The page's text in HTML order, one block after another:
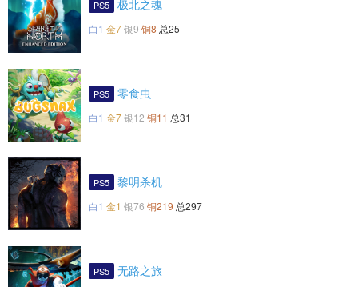
PS5 极北之魂
白1 金7银9 铜8 总25
PS5 零食虫
白1 金7银12 铜11 总31
PS5 黎明杀机
白1 金1 银76 铜219 总297
PS5 无路之旅